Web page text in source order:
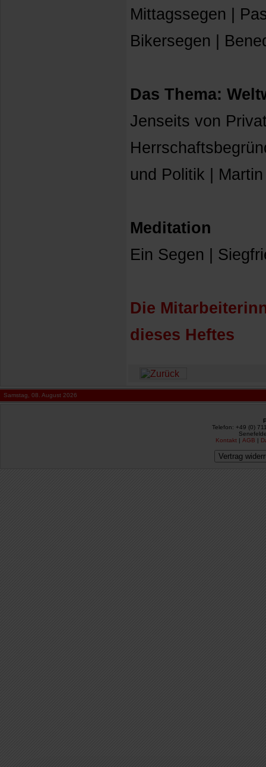
Mittagssegen |
Bikersegen |
Das Thema:
Jenseits von
und Politik |
Meditation
Ein Segen |
Die
dieses Heftes
Samstag, 08. August 2026
Telefon: +49 (0)
Kontakt | AGB |
Vertrag